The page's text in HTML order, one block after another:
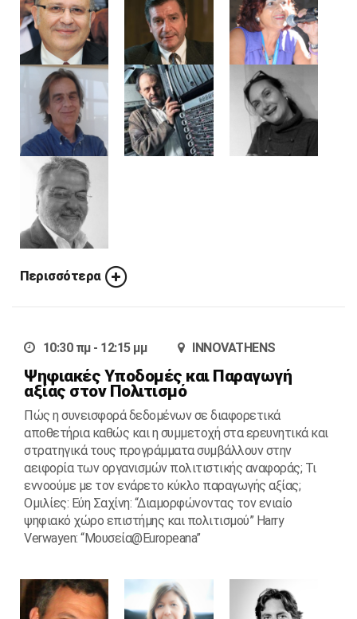
Περισσότερα
10:30 πμ - 12:15 μμ INNOVATHENS
Ψηφιακές Υποδομές και Παραγωγή
αξίας στον Πολιτισμό
Πώς η συνεισφορά δεδομένων σε διαφορετικά
αποθετήρια καθώς και η συμμετοχή στα ερευνητικά και
στρατηγικά τους προγράμματα συμβάλλουν στην
αειφορία των οργανισμών πολιτιστικής αναφοράς; Τι
εννοούμε με τον ενάρετο κύκλο παραγωγής αξίας;
Ομιλίες: Εύη Σαχίνη: “Διαμορφώνοντας τον ενιαίο
ψηφιακό χώρο επιστήμης και πολιτισμού” Harry
Verwayen: “Μουσεία@Europeana”